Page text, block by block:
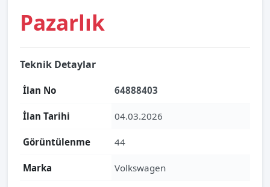
Pazarlık
Teknik Detaylar
İlan No 64888403
İlan Tarihi 04.03.2026
Görüntülenme 44
Marka Volkswagen